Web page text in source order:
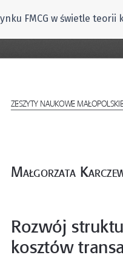
artykułu
FMCG w świetle